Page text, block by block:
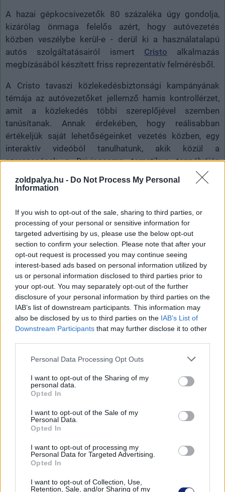
zoldpalya.hu - Do Not Process My Personal
Information
If you wish to opt-out of the sale, sharing to third parties, or
processing of your personal or sensitive information for
targeted advertising by us, please use the below opt-out
section to confirm your selection. Please note that after your
opt-out request is processed you may continue seeing
interest-based ads based on personal information utilized by
us or personal information disclosed to third parties prior to
your opt-out. You may separately opt-out of the further
disclosure of your personal information by third parties on the
IAB’s list of downstream participants. This information may
also be disclosed by us to third parties on the IAB’s List of
Downstream Participants that may further disclose it to other
Please note that this website/app uses one or more Google
not limited to your visit or usage behaviour. You may click to
grant or deny consent to Google and its third-party tags to
use your data for below specified purposes in below Google
consent section.
Personal Data Processing Opt Outs
I want to opt-out of the Sharing of my
personal data.
Opted In
I want to opt-out of the Sale of my
Personal Data.
Opted In
I want to opt-out of processing my
Personal Data for Targeted Advertising.
Opted In
I want to opt-out of Collection, Use,
Retention, Sale, and/or Sharing of my
A hazai gépkocsivezetők 80 százaléka úgy gondolja,
kizárólag önmaga felelős azért, hogy autóvezetés
közben veszélybe kerül-e - derül ki a használatalapú
autós szolgáltatásairól ismert Cristo alkalmazás
megbízásából készített friss reprezentatív felmérésből.
A Cristo tavaszi közlekedésbiztonsági kampányának
témája az autóvezetőket jellemző hamis kontrollérzet,
amit a közlekedés többi szereplőjével szemben
tanúsítanak. Annak érdekében, hogy reálisabban
értékeljük saját lehetőségeinket vezetés közben, egy
interaktív videóból tanulhatunk, akik közül a
szerencsések a Drivingcamp tematikus tanpályáján
élesben is próbára tehetik, sőt összemérhetik vezetési
képességeiket május 6-án.
A túlzott önbizalom veszélyes helyzeteket szülhet az utakon
A magyar autósok harmada gondolja úgy, hogy jobban
általában maximális rálátással van a közlekedési
helyzetekre, és elsősorban önmaga felelős azért, hogy
autóvezetés közben veszélybe kerül-e. Tény, hogy egy
egészséges magabiztosságra szükség van a volán
mögött, a kérdés azonban az, hogyan lehet megtalálni az
egyensúlyt a túlzott önbizalom és józan belátás között.